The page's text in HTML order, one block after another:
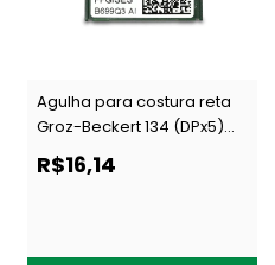
Agulha para costura reta
Groz-Beckert 134 (DPx5)
FFG/SES c/10 un
R$16,14